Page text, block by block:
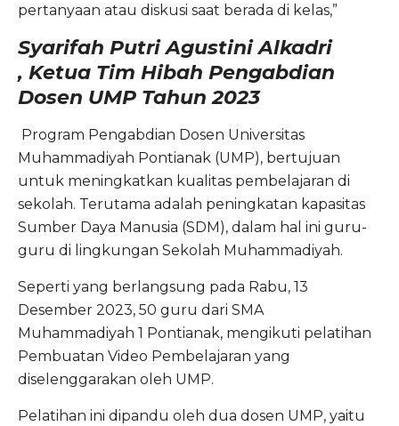
pertanyaan atau diskusi saat berada di kelas,”
Syarifah Putri Agustini Alkadri
, Ketua Tim Hibah Pengabdian
Dosen UMP Tahun 2023
Program Pengabdian Dosen Universitas
Muhammadiyah Pontianak (UMP), bertujuan
untuk meningkatkan kualitas pembelajaran di
sekolah. Terutama adalah peningkatan kapasitas
Sumber Daya Manusia (SDM), dalam hal ini guru-
guru di lingkungan Sekolah Muhammadiyah.
Seperti yang berlangsung pada Rabu, 13
Desember 2023, 50 guru dari SMA
Muhammadiyah 1 Pontianak, mengikuti pelatihan
Pembuatan Video Pembelajaran yang
diselenggarakan oleh UMP.
Pelatihan ini dipandu oleh dua dosen UMP, yaitu